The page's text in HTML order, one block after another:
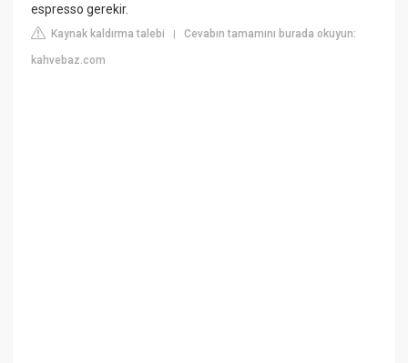
espresso gerekir.
Kaynak kaldırma talebi |Cevabın tamamını burada okuyun:
kahvebaz.com